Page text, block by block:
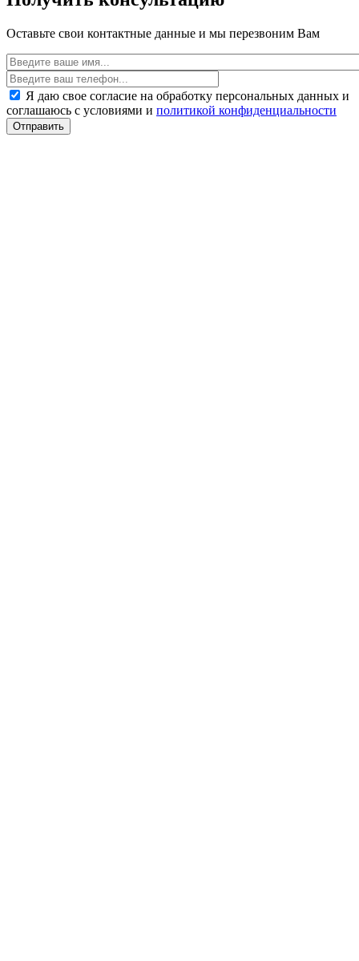
Оставьте свои контактные данные и мы перезвоним Вам
Я даю свое согласие на обработку персональных данных и
соглашаюсь с условиями и политикой конфиденциальности